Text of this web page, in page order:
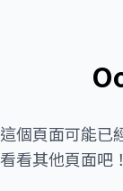
這個頁面可能已
看看其他頁面吧！